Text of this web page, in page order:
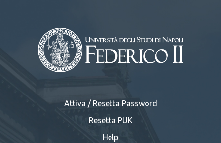
Attiva / Resetta Password
Resetta PUK
Help